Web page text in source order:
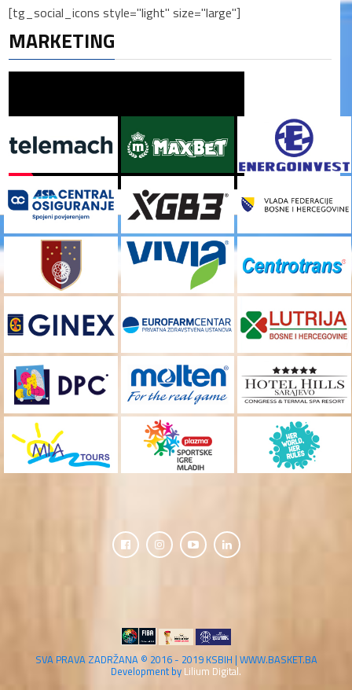
[tg_social_icons style="light" size="large"]
MARKETING
SVA PRAVA ZADRŽANA © 2016 - 2019 KSBIH | WWW.BASKET.BA
Development by Lilium Digital.